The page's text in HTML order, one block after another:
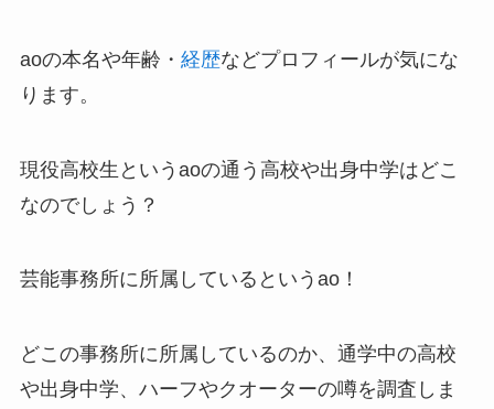
aoの本名や年齢・ 経歴などプロフィールが気にな
ります。
現役高校生というaoの通う高校や出身中学はどこ
なのでしょう？
芸能事務所に所属しているというao！
どこの事務所に所属しているのか、通学中の高校
や出身中学、ハーフやクオーターの噂を調査しま